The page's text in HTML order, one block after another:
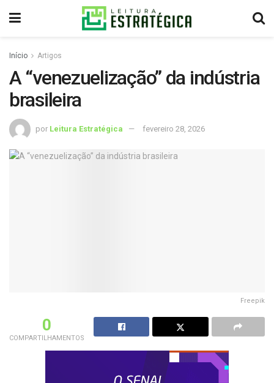
Início Artigos
A “venezuelização” da indústria
brasileira
por Leitura Estratégica fevereiro 28, 2026
Freepik
0
COMPARTILHAMENTOS